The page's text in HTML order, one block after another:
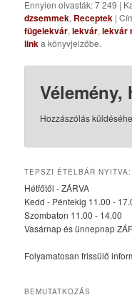
Ennyien olvasták: 7 249 |
dzsemmek, Receptek |
fügelekvár,lekvár,lekvár
linka könyvjelzőbe.
Vélemény,
Hozzászólás
TEPSZI ÉTELBÁR NYITVA:
Hétfőtől - ZÁRVA
Kedd - Péntekig 11.00 -
Szombaton 11.00 - 14.00
Vasárnap és ünnepnap
Folyamatosan frissülő
BEMUTATKOZÁS